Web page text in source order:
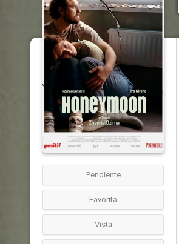
Pendiente
Favorita
Vista